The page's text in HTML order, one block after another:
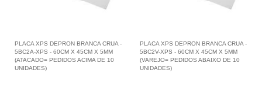
PLACA XPS DEPRON BRANCA CRUA -
5BC2A-XPS - 60CM X 45CM X 5MM
(ATACADO= PEDIDOS ACIMA DE 10
UNIDADES)
PLACA XPS DEPRON BRANCA CRUA -
5BC2V-XPS - 60CM X 45CM X 5MM
(VAREJO= PEDIDOS ABAIXO DE 10
UNIDADES)